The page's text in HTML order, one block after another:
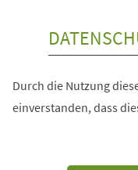
Durch die Nutzung
einverstanden, dass